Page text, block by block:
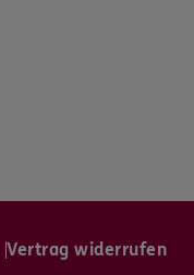
Vertrag widerrufen